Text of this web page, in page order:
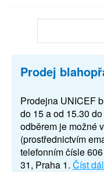
Prodej
Prodejna UNICEF
do 15 a od 15.30
odběrem je možné
(prostřednictvím
telefonním čísle
31, Praha 1. Číst